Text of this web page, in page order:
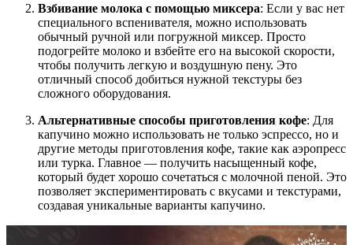
Взбивание молока с помощью миксера: Если у вас нет
специального вспенивателя, можно использовать
обычный ручной или погружной миксер. Просто
подогрейте молоко и взбейте его на высокой скорости,
чтобы получить легкую и воздушную пену. Это
отличный способ добиться нужной текстуры без
сложного оборудования.
Альтернативные способы приготовления кофе: Для
капучино можно использовать не только эспрессо, но и
другие методы приготовления кофе, такие как аэропресс
или турка. Главное — получить насыщенный кофе,
который будет хорошо сочетаться с молочной пеной. Это
позволяет экспериментировать с вкусами и текстурами,
создавая уникальные варианты капучино.